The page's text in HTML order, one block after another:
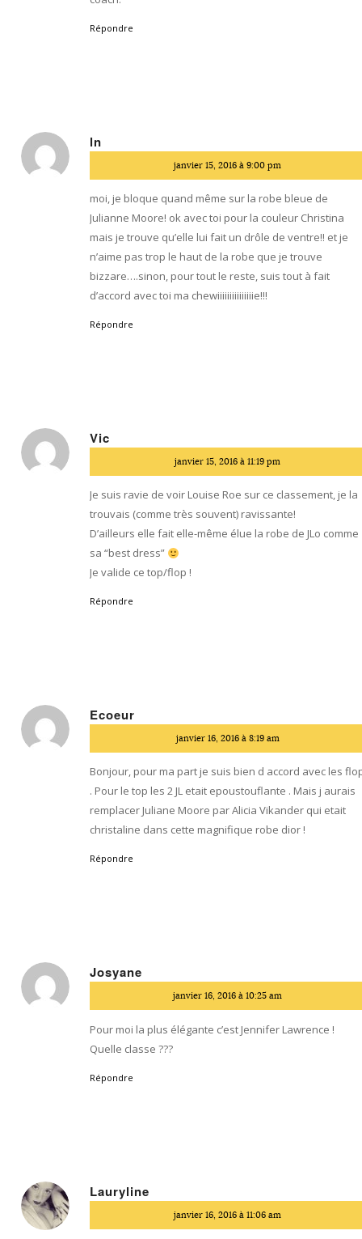
Répondre
ln
:
janvier 15, 2016 à 9:00 pm
moi, je bloque quand même sur la robe bleue de
Julianne Moore! ok avec toi pour la couleur Christina
mais je trouve qu’elle lui fait un drôle de ventre!! et je
n’aime pas trop le haut de la robe que je trouve
bizzare….sinon, pour tout le reste, suis tout à fait
d’accord avec toi ma chewiiiiiiiiiiiiiiie!!!
Répondre
Vic
:
janvier 15, 2016 à 11:19 pm
Je suis ravie de voir Louise Roe sur ce classement, je la
trouvais (comme très souvent) ravissante!
D’ailleurs elle fait elle-même élue la robe de JLo comme
sa “best dress”
Je valide ce top/flop !
Répondre
Ecoeur
janvier 16, 2016 à 8:19 am
Bonjour, pour ma part je suis bien d accord avec les
. Pour le top les 2 JL etait epoustouflante . Mais j aurais
remplacer Juliane Moore par Alicia Vikander qui etait
christaline dans cette magnifique robe dior !
Répondre
Josyane
janvier 16, 2016 à 10:25 am
Pour moi la plus élégante c’est Jennifer Lawrence !
Quelle classe ???
Répondre
Lauryline
:
janvier 16, 2016 à 11:06 am